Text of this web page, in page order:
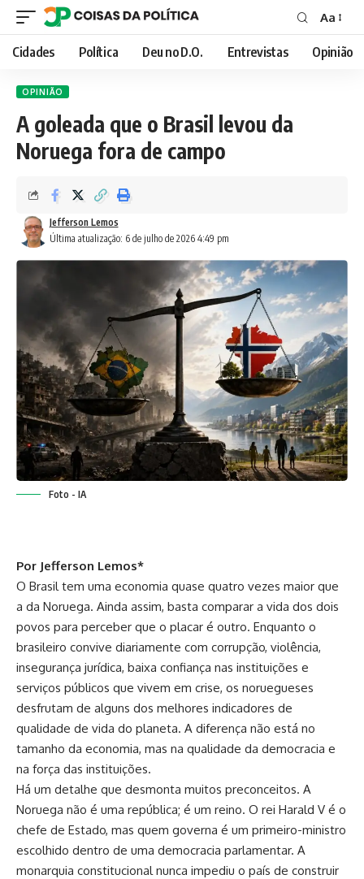
Font
Resizer
Aa
Cidades Política Deu no D.O. Entrevistas Opinião
OPINIÃO
A goleada que o Brasil levou da
Noruega fora de campo
Última atualização: 6 de julho de 2026 4:49 pm
Jefferson Lemos
Foto - IA
Por Jefferson Lemos*
O Brasil tem uma economia quase quatro vezes maior que
a da Noruega. Ainda assim, basta comparar a vida dos dois
povos para perceber que o placar é outro. Enquanto o
brasileiro convive diariamente com corrupção, violência,
insegurança jurídica, baixa confiança nas instituições e
serviços públicos que vivem em crise, os noruegueses
desfrutam de alguns dos melhores indicadores de
qualidade de vida do planeta. A diferença não está no
tamanho da economia, mas na qualidade da democracia e
na força das instituições.
Há um detalhe que desmonta muitos preconceitos. A
Noruega não é uma república; é um reino. O rei Harald V é o
chefe de Estado, mas quem governa é um primeiro-ministro
escolhido dentro de uma democracia parlamentar. A
monarquia constitucional nunca impediu o país de construir